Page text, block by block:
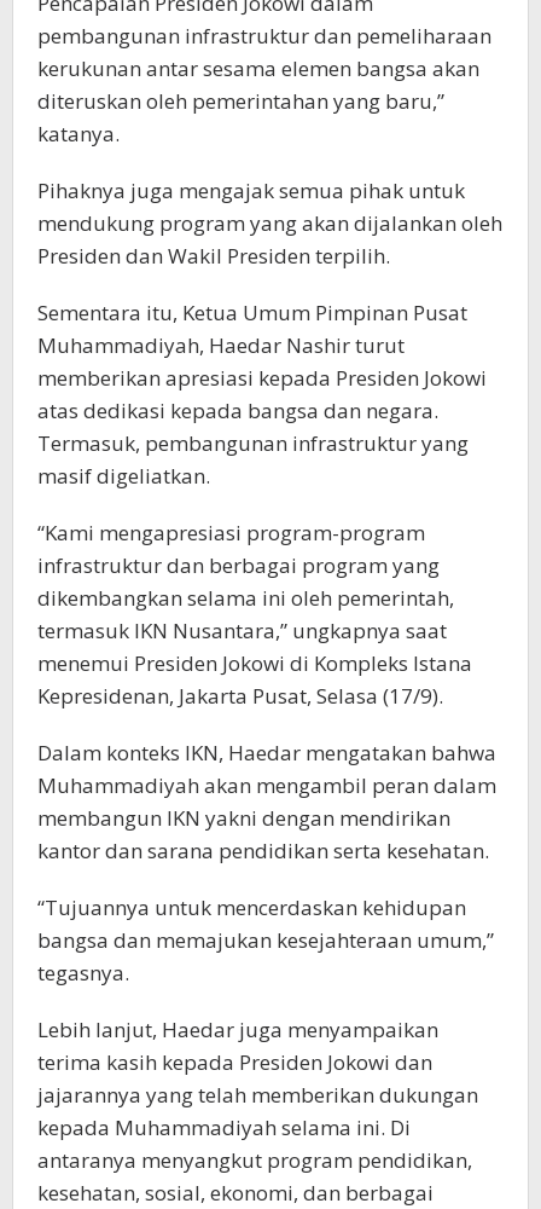
pembangunan infrastruktur dan pemeliharaan
kerukunan antar sesama elemen bangsa akan
diteruskan oleh pemerintahan yang baru,”
katanya.
Pihaknya juga mengajak semua pihak untuk
mendukung program yang akan dijalankan oleh
Presiden dan Wakil Presiden terpilih.
Sementara itu, Ketua Umum Pimpinan Pusat
Muhammadiyah, Haedar Nashir turut
memberikan apresiasi kepada Presiden Jokowi
atas dedikasi kepada bangsa dan negara.
Termasuk, pembangunan infrastruktur yang
masif digeliatkan.
“Kami mengapresiasi program-program
infrastruktur dan berbagai program yang
dikembangkan selama ini oleh pemerintah,
termasuk IKN Nusantara,” ungkapnya saat
menemui Presiden Jokowi di Kompleks Istana
Kepresidenan, Jakarta Pusat, Selasa (17/9).
Dalam konteks IKN, Haedar mengatakan bahwa
Muhammadiyah akan mengambil peran dalam
membangun IKN yakni dengan mendirikan
kantor dan sarana pendidikan serta kesehatan.
“Tujuannya untuk mencerdaskan kehidupan
bangsa dan memajukan kesejahteraan umum,”
tegasnya.
Lebih lanjut, Haedar juga menyampaikan
terima kasih kepada Presiden Jokowi dan
jajarannya yang telah memberikan dukungan
kepada Muhammadiyah selama ini. Di
antaranya menyangkut program pendidikan,
kesehatan, sosial, ekonomi, dan berbagai